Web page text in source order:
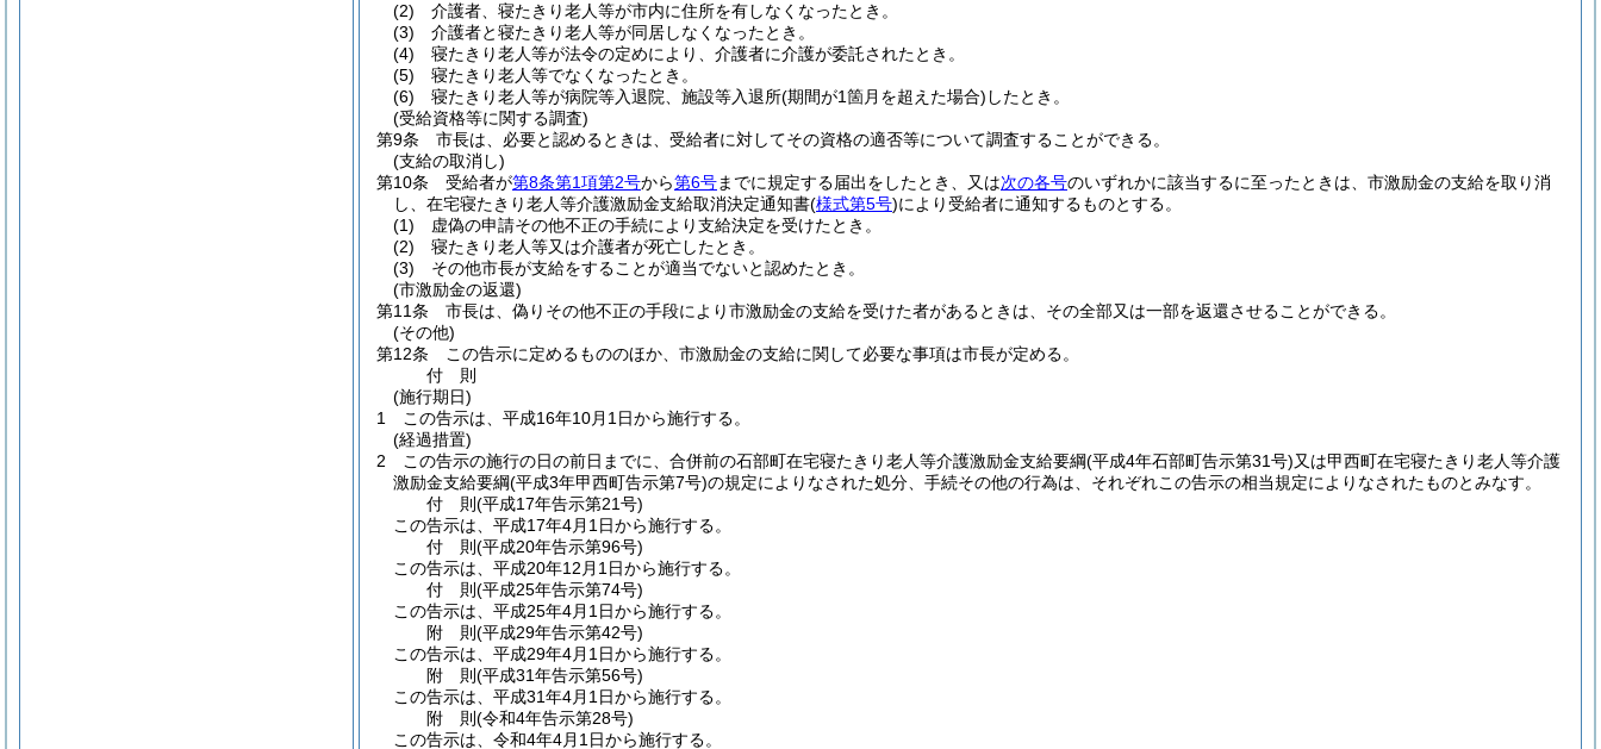
(2)
介護者、寝たきり老人等が市内に住所を有しなくなったとき。
(3)
介護者と寝たきり老人等が同居しなくなったとき。
(4)
寝たきり老人等が法令の定めにより、介護者に介護が委託されたとき。
(5)
寝たきり老人等でなくなったとき。
(6)
寝たきり老人等が病院等入退院、施設等入退所(期間が1箇月を超えた場合) したとき。
(受給資格等に関する調査)
第9条
市長は、必要と認めるときは、受給者に対してその資格の適否等について調査することができる。
(支給の取消し)
第10条
受給者が第8条第1項第2号から第6号までに規定する届出をしたとき、又は次の各号のいずれかに該当するに至ったときは、市激励金の支給を取り消
し、在宅寝たきり老人等介護激励金支給取消決定通知書(様式第5号)により受給者に通知するものとする。
(1)
虚偽の申請その他不正の手続により支給決定を受けたとき。
(2)
寝たきり老人等又は介護者が死亡したとき。
(3)
その他市長が支給をすることが適当でないと認めたとき。
(市激励金の返還)
第11条
市長は、偽りその他不正の手段により市激励金の支給を受けた者があるときは、その全部又は一部を返還させることができる。
(その他)
第12条
この告示に定めるもののほか、市激励金の支給に関して必要な事項は市長が定める。
付 則
(施行期日)
1
この告示は、平成16年10月1日から施行する。
(経過措置)
2
この告示の施行の日の前日までに、合併前の石部町在宅寝たきり老人等介護激励金支給要綱(平成4年石部町告示第31号)又は甲西町在宅寝たきり老人等介護
激励金支給要綱(平成3年甲西町告示第7号)の規定によりなされた処分、手続その他の行為は、それぞれこの告示の相当規定によりなされたものとみなす。
付 則(平成17年告示第21号)
この告示は、平成17年4月1日から施行する。
付 則(平成20年告示第96号)
この告示は、平成20年12月1日から施行する。
付 則(平成25年告示第74号)
この告示は、平成25年4月1日から施行する。
附 則(平成29年告示第42号)
この告示は、平成29年4月1日から施行する。
附 則(平成31年告示第56号)
この告示は、平成31年4月1日から施行する。
附 則(令和4年告示第28号)
この告示は、令和4年4月1日から施行する。